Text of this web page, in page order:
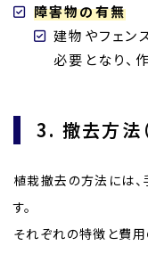
障害物の有無
建物やフェン
必要となり、
3. 撤去方法
植栽撤去の方法には
す。
それぞれの特徴と費用